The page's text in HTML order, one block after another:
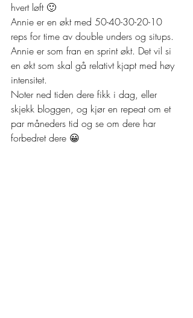
hvert løft 🙂
Annie er en økt med 50-40-30-20-10
reps for time av double unders og situps.
Annie er som fran en sprint økt. Det vil si
en økt som skal gå relativt kjapt med høy
intensitet.
Noter ned tiden dere fikk i dag, eller
skjekk bloggen, og kjør en repeat om et
par måneders tid og se om dere har
forbedret dere 😀